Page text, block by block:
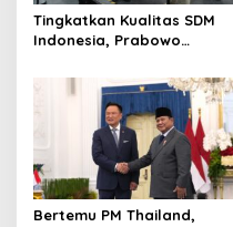
i
Tingkatkan Kualitas SDM
Indonesia, Prabowo
hingga Undang Universitas
Terbaik Dunia
Bertemu PM Thailand,